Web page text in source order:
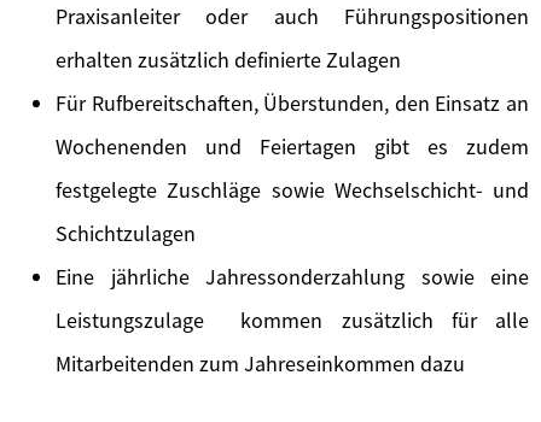
Praxisanleiter oder auch Führungspositionen
erhalten zusätzlich definierte Zulagen
Für Rufbereitschaften, Überstunden, den Einsatz an
Wochenenden und Feiertagen gibt es zudem
festgelegte Zuschläge sowie Wechselschicht- und
Schichtzulagen
Eine jährliche Jahressonderzahlung sowie eine
Leistungszulage kommen zusätzlich für alle
Mitarbeitenden zum Jahreseinkommen dazu